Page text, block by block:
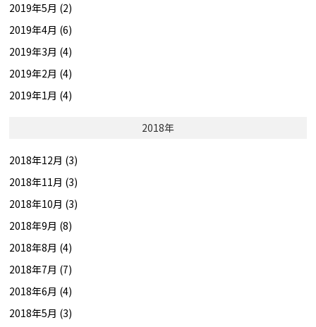
2019年5月 (2)
2019年4月 (6)
2019年3月 (4)
2019年2月 (4)
2019年1月 (4)
2018年
2018年12月 (3)
2018年11月 (3)
2018年10月 (3)
2018年9月 (8)
2018年8月 (4)
2018年7月 (7)
2018年6月 (4)
2018年5月 (3)